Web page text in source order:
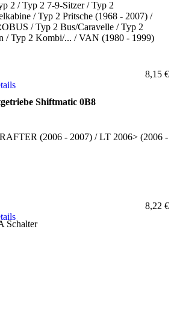
2 / Typ 2 7-9-Sitzer / Typ 2
/ Typ 2 Pritsche (1968 - 2007) /
/ Typ 2 Bus/Caravelle / Typ 2
/ Typ 2 Kombi/... / VAN (1980 - 1999)
8,15 €
Shiftmatic 0B8
(2006 - 2007) / LT 2006> (2006 -
8,22 €